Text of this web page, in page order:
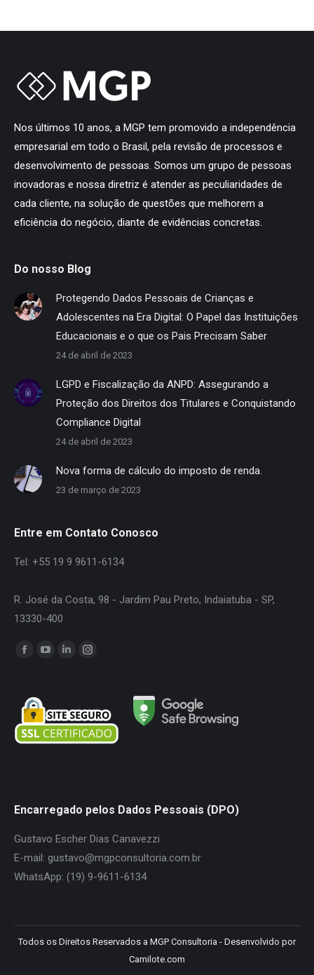
Nos últimos 10 anos, a MGP tem promovido a independência
empresarial em todo o Brasil, pela revisão de processos e
desenvolvimento de pessoas. Somos um grupo de pessoas
inovadoras e nossa diretriz é atender as peculiaridades de
cada cliente, na solução de questões que melhorem a
eficiência do negócio, diante de evidências concretas.
Do nosso Blog
Protegendo Dados Pessoais de Crianças e
Adolescentes na Era Digital: O Papel das Instituições
Educacionais e o que os Pais Precisam Saber
24 de abril de 2023
LGPD e Fiscalização da ANPD: Assegurando a
Proteção dos Direitos dos Titulares e Conquistando
Compliance Digital
24 de abril de 2023
Nova forma de cálculo do imposto de renda.
23 de março de 2023
Entre em Contato Conosco
Tel: +55 19 9 9611-6134
R. José da Costa, 98 - Jardim Pau Preto, Indaiatuba - SP,
13330-400
Encontre-nos em:
Facebook
opens
in
new
YouTube
in
new
Linkedin
in
new
Instagram
in
new
Encarregado pelos Dados Pessoais (DPO)
Gustavo Escher Dias Canavezzi
E-mail: gustavo@mgpconsultoria.com.br
WhatsApp: (19) 9-9611-6134
Todos os Direitos Reservados a MGP Consultoria - Desenvolvido por
Camilote.com